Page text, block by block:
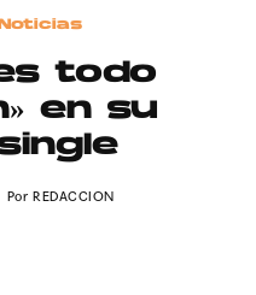
Noticias
todo
en su
PorREDACCION